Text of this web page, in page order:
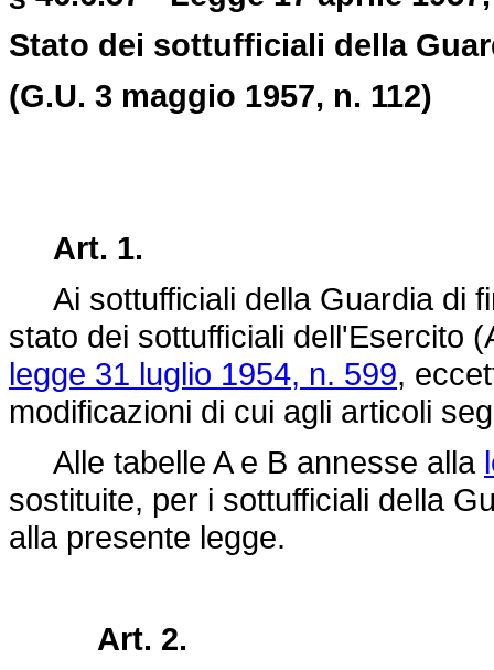
Stato dei sottufficiali della
(G.U. 3 maggio 1957, n. 112)
Art. 1.
Ai sottufficiali della Guardia di
stato dei sottufficiali dell'Esercito
legge 31 luglio 1954, n. 599,
modificazioni di cui agli articoli
Alle tabelle A e B annesse alla
sostituite, per i sottufficiali della
alla presente legge.
Art. 2.